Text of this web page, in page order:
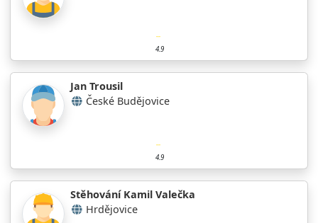
4.9
Jan Trousil
České Budějovice
4.9
Stěhování Kamil Valečka
Hrdějovice